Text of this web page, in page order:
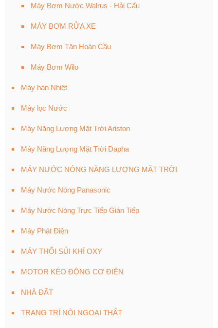
Máy Bơm Nước Walrus - Hải Cẩu
MÁY BƠM RỬA XE
Máy Bơm Tân Hoàn Cầu
Máy Bơm Wilo
Máy hàn Nhiệt
Máy lọc Nước
Máy Năng Lượng Mặt Trời Ariston
Máy Năng Lượng Mặt Trời Dapha
MÁY NƯỚC NÓNG NĂNG LƯỢNG MẶT TRỜI
Máy Nước Nóng Panasonic
Máy Nước Nóng Trực Tiếp Gián Tiếp
Máy Phát Điện
MÁY THỔI SỦI KHÍ OXY
MOTOR KÉO ĐỘNG CƠ ĐIỆN
NHÀ ĐẤT
TRANG TRÍ NỘI NGOẠI THẤT